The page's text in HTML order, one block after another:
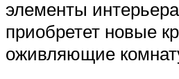
элементы
приобретет новые
оживляющие